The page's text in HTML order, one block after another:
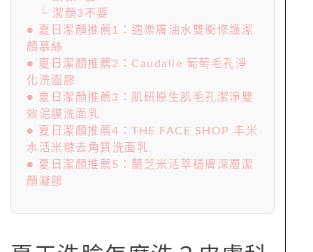
└ 潔顏3不要
● 夏日潔顏推薦1：適樂膚油水雙衡修護潔
顏慕絲
● 夏日潔顏推薦2：Caudalie 葡萄毛孔淨
化洗面膠
● 夏日潔顏推薦3：肌研原生肌毛孔潔淨雙
效泥膜洗面乳
● 夏日潔顏推薦4：THE FACE SHOP 丰米
水活米糠去角質洗面乳
● 夏日潔顏推薦5：蘭芝米活萃穩膚深層潔
顏凝膠